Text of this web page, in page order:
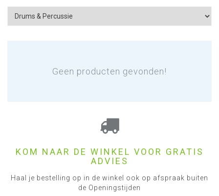
Geen producten gevonden!
KOM NAAR DE WINKEL VOOR GRATIS
ADVIES
Haal je bestelling op in de winkel ook op afspraak buiten
de Openingstijden